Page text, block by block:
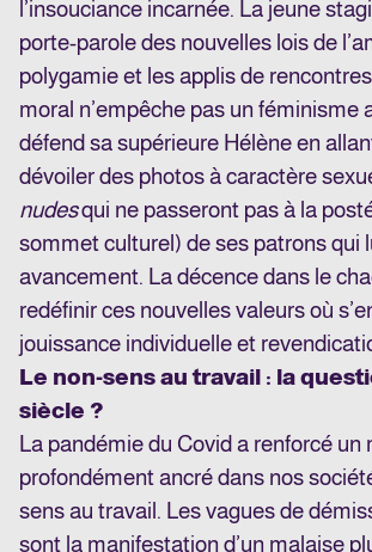
l’insouciance incarnée. La jeune
porte-parole des nouvelles lois de
polygamie et les applis de
moral n’empêche pas un féminisme
défend sa supérieure Hélène en
dévoiler des photos à caractère
nudesqui ne passeront pas à la
sommet culturel) de ses patrons qui
avancement. La décence dans le
redéfinir ces nouvelles valeurs où
jouissance individuelle et
Le non-sens au travail : la
siècle ?
La pandémie du Covid a renforcé un
profondément ancré dans nos
sens au travail. Les vagues de
sont la manifestation d’un malaise